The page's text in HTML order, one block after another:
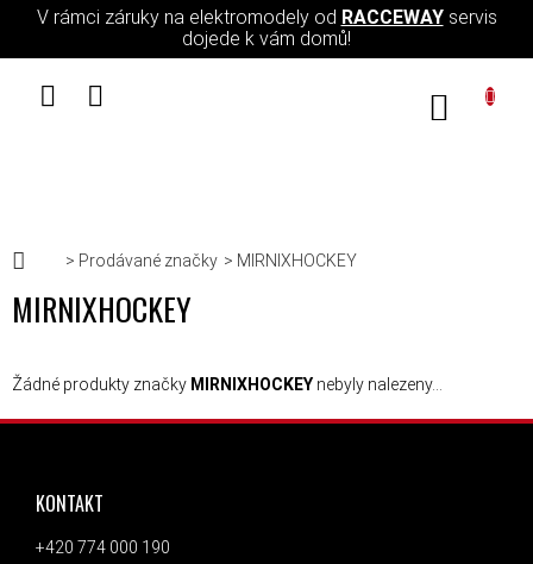
Přejít na obsah
V rámci záruky na elektromodely od RACCEWAYservis
dojede k vám domů!
Domů
Prodávané značky MIRNIXHOCKEY
MIRNIXHOCKEY
Žádné produkty značky MIRNIXHOCKEY nebyly nalezeny...
ZÁPATÍ
KONTAKT
+420 774 000 190